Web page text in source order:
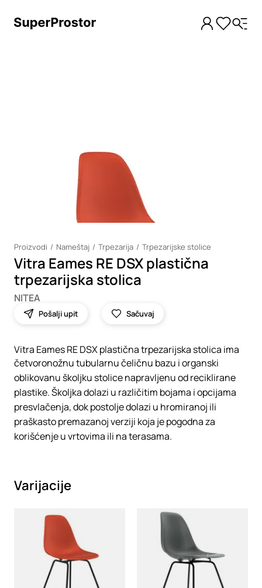
Proizvodi Nameštaj Trpezarija Trpezarijske stolice
Vitra Eames RE DSX plastična
trpezarijska stolica
NITEA
Pošalji upit Sačuvaj
Vitra Eames RE DSX plastična trpezarijska stolica ima
četvoronožnu tubularnu čeličnu bazu i organski
oblikovanu školjku stolice napravljenu od reciklirane
plastike. Školjka dolazi u različitim bojama i opcijama
presvlačenja, dok postolje dolazi u hromiranoj ili
praškasto premazanoj verziji koja je pogodna za
korišćenje u vrtovima ili na terasama.
Varijacije
Loading Loading